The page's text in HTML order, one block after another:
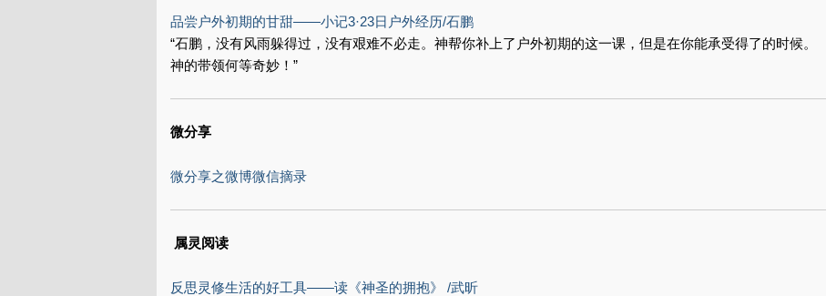
品尝户外初期的甘甜——小记3·23日户外经历/石鹏
“石鹏，没有风雨躲得过，没有艰难不必走。神帮你补上了户外初期的这一课，但是在你能承受得了的时候。
神的带领何等奇妙！”
微分享
微分享之微博微信摘录
属灵阅读
反思灵修生活的好工具——读《神圣的拥抱》 /武昕